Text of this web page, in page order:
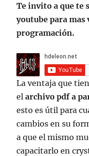
Te invito a que te
youtube para
programación.
La ventaja que
el archivo pdf a
esto es útil para
cambios en su
a que el mismo
capacitarlo en